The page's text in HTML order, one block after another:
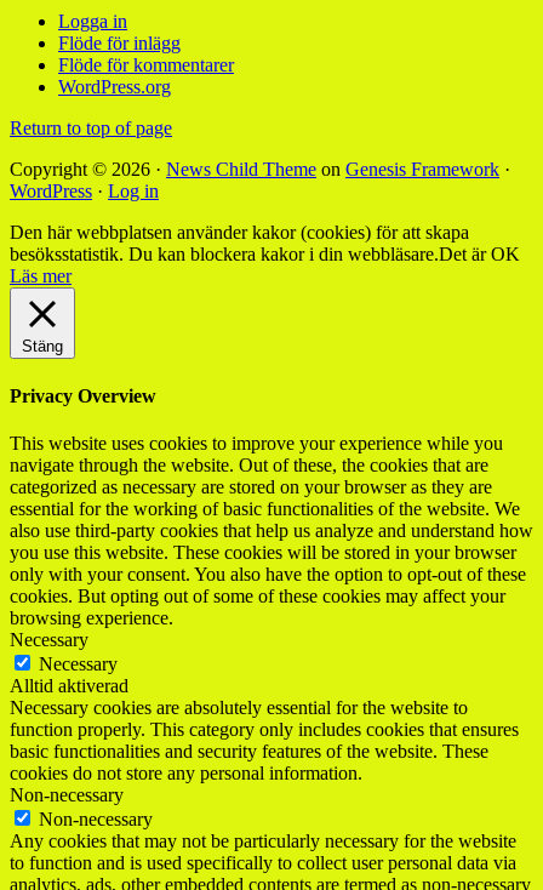
Logga in
Flöde för inlägg
Flöde för kommentarer
WordPress.org
Return to top of page
Copyright © 2026 · News Child Theme on Genesis Framework ·
WordPress · Log in
Den här webbplatsen använder kakor (cookies) för att skapa
besöksstatistik. Du kan blockera kakor i din webbläsare.Det är OK
Läs mer
Stäng
Privacy Overview
This website uses cookies to improve your experience while you
navigate through the website. Out of these, the cookies that are
categorized as necessary are stored on your browser as they are
essential for the working of basic functionalities of the website. We
also use third-party cookies that help us analyze and understand how
you use this website. These cookies will be stored in your browser
only with your consent. You also have the option to opt-out of these
cookies. But opting out of some of these cookies may affect your
browsing experience.
Necessary
Necessary
Alltid aktiverad
Necessary cookies are absolutely essential for the website to
function properly. This category only includes cookies that ensures
basic functionalities and security features of the website. These
cookies do not store any personal information.
Non-necessary
Non-necessary
Any cookies that may not be particularly necessary for the website
to function and is used specifically to collect user personal data via
analytics, ads, other embedded contents are termed as non-necessary